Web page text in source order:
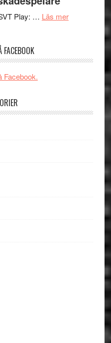
spännande
Chan
kan
Play: … Läs merom
serie:
om
imponerande
FACEBOOK
Facebook.